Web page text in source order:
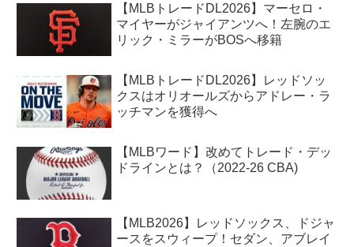
【MLBトレードDL2026】マーセロ・
マイヤーがジャイアンツへ！左腕のエ
リック・ミラーがBOSへ移籍
【MLBトレードDL2026】レッドソッ
クスはオリオールズからアドレー・ラ
ッチマンを獲得へ
【MLBワード】改めてトレード・デッ
ドラインとは？（2022-26 CBA)
【MLB2026】レッドソックス、ドジャ
ースをスウィープ！セダン、アブレイ